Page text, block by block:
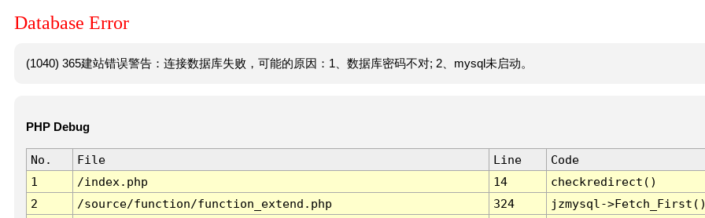
Database Error
(1040) 365建站错误警告：连接数据库失败，可能的原因：1、数据库密码不对; 2、mysql未启动。
PHP Debug
No. File Line
Code
1
/index.php 14
checkredirect()
2
/source/function/function_extend.php 324
jzmysql-